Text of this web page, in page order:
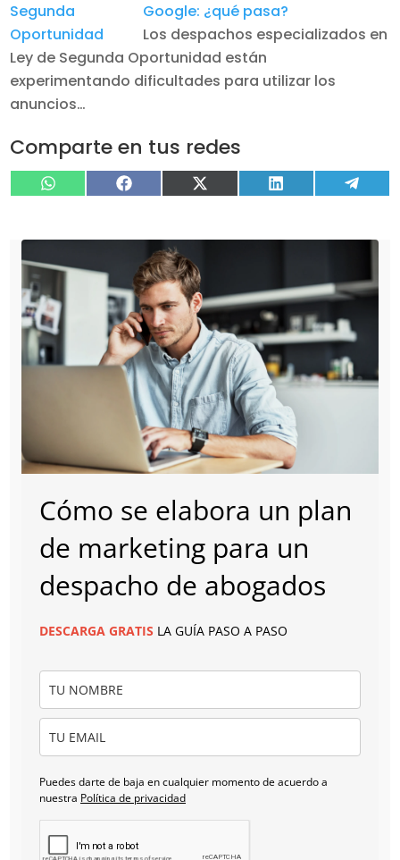
Google: ¿qué pasa?
Los despachos especializados en
Ley de Segunda Oportunidad están
experimentando dificultades para utilizar los
anuncios…
Comparte en tus redes
Compartir
WhatsAppCompartir
FacebookCompartir
X Compartir
LinkedIn
Cómo se elabora un plan
de marketing para un
despacho de abogados
DESCARGA GRATIS LA GUÍA PASO A PASO
Puedes darte de baja en cualquier momento de acuerdo a
nuestra Política de privacidad